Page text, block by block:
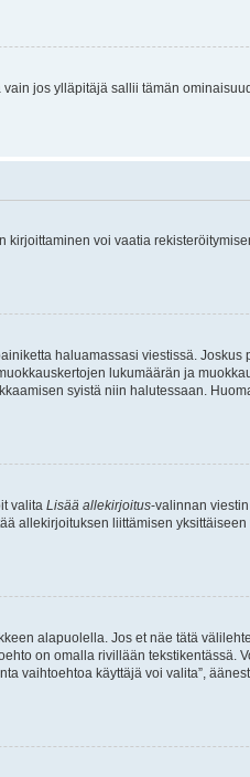
jos ylläpitäjä sallii tämän
voi vaatia
haluamassasi viestissä.
lukumäärän ja
syistä niin halutessaan.
valita Lisää allekirjoitus-valinnan
allekirjoituksen liittämisen
alapuolella. Jos et näe tätä
on omalla rivillään tekstikentässä.
vaihtoehtoa käyttäjä voi valita”,